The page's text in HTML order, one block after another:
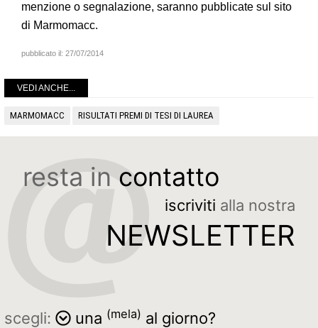
menzione o segnalazione, saranno pubblicate sul sito
di Marmomacc.
pubblicato il: 27/07/2014
VEDI ANCHE...
MARMOMACC RISULTATI PREMI DI TESI DI LAUREA
resta in contatto
iscriviti alla nostra
NEWSLETTER
scegli: una (mela) al giorno?